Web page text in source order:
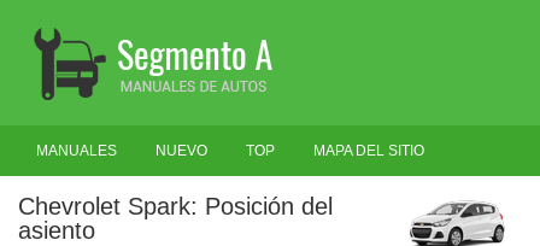
MANUALES NUEVO TOP MAPA DEL SITIO
BUSCAR
Chevrolet Spark: Posición del
asiento